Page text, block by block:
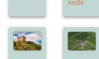
suite